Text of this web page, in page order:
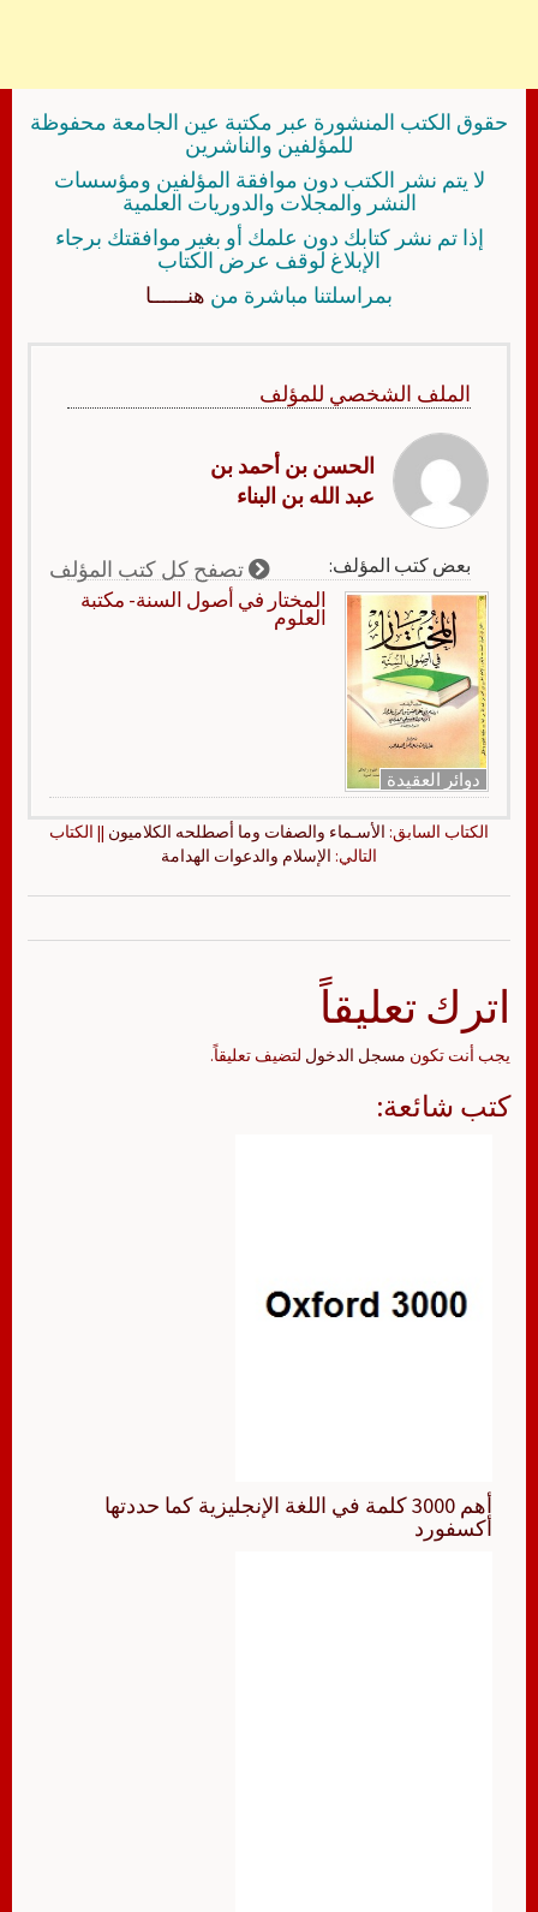
حقوق الكتب المنشورة عبر مكتبة عين الجامعة محفوظة
للمؤلفين والناشرين
لا يتم نشر الكتب دون موافقة المؤلفين ومؤسسات
النشر والمجلات والدوريات العلمية
إذا تم نشر كتابك دون علمك أو بغير موافقتك برجاء
الإبلاغ لوقف عرض الكتاب
بمراسلتنا مباشرة من هنــــــا
الملف الشخصي للمؤلف
الحسن بن أحمد بن
عبد الله بن البناء
بعض كتب المؤلف: تصفح كل كتب المؤلف
دوائر العقيدة
المختار في أصول السنة- مكتبة
العلوم
الكتاب السابق: الأسـماء والصفات وما أصطلحه الكلاميون || الكتاب
التالي: الإسلام والدعوات الهدامة
اترك تعليقاً
يجب أنت تكون مسجل الدخول لتضيف تعليقاً.
كتب شائعة:
أهم 3000 كلمة في اللغة الإنجليزية كما حددتها
أكسفورد